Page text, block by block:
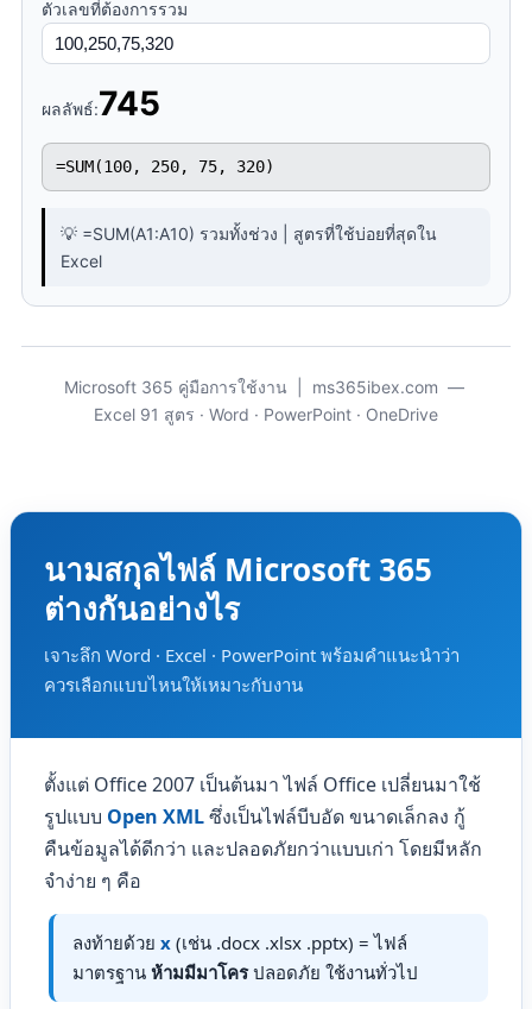
MOD
หาเศษจากการหาร
SQRT
รากที่สอง
POWER
ยกกำลัง
ปัดเป็นจำนวนเต็มลงเสมอ
ปัดขึ้นตามหน่วยที่กำหนด
สุ่มตัวเลขระหว่าง min-max
LOG
SUMIF
SUMIFS
รวมตัวเลขตามหลายเงื่อนไข
ตัวเลขที่ต้องการรวม
ผลลัพธ์:745
=SUM(100, 250, 75, 320)
💡 =SUM(A1:A10) รวมทั้งช่วง | สูตรที่ใช้บ่อยที่สุดใน
Excel
Microsoft 365 คู่มือการใช้งาน | ms365ibex.com —
Excel 91 สูตร · Word · PowerPoint · OneDrive
นามสกุลไฟล์ Microsoft 365
ต่างกันอย่างไร
เจาะลึก Word · Excel · PowerPoint พร้อมคำแนะนำว่า
ควรเลือกแบบไหนให้เหมาะกับงาน
ตั้งแต่ Office 2007 เป็นต้นมา ไฟล์ Office เปลี่ยนมาใช้
รูปแบบ Open XMLซึ่งเป็นไฟล์บีบอัด ขนาดเล็กลง กู้
คืนข้อมูลได้ดีกว่า และปลอดภัยกว่าแบบเก่า โดยมีหลัก
จำง่าย ๆ คือ
ลงท้ายด้วย x (เช่น .docx .xlsx .pptx) = ไฟล์
มาตรฐาน ห้ามมีมาโครปลอดภัย ใช้งานทั่วไป